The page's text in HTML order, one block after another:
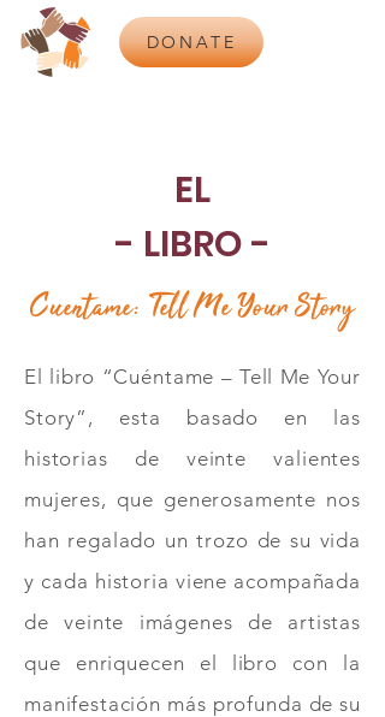
DONATE
EL
- LIBRO -
Cuentame: Tell Me Your Story
El libro “Cuéntame – Tell Me Your
Story”, esta basado en las
historias de veinte valientes
mujeres, que generosamente nos
han regalado un trozo de su vida
y cada historia viene acompañada
de veinte imágenes de artistas
que enriquecen el libro con la
manifestación más profunda de su